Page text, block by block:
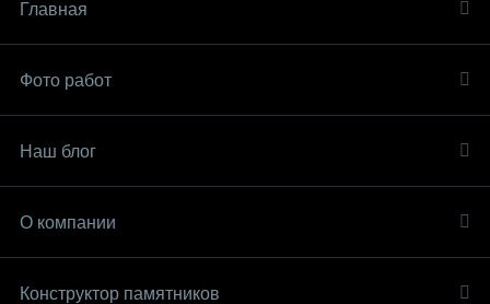
Главная
Фото работ
Наш блог
О компании
Конструктор памятников